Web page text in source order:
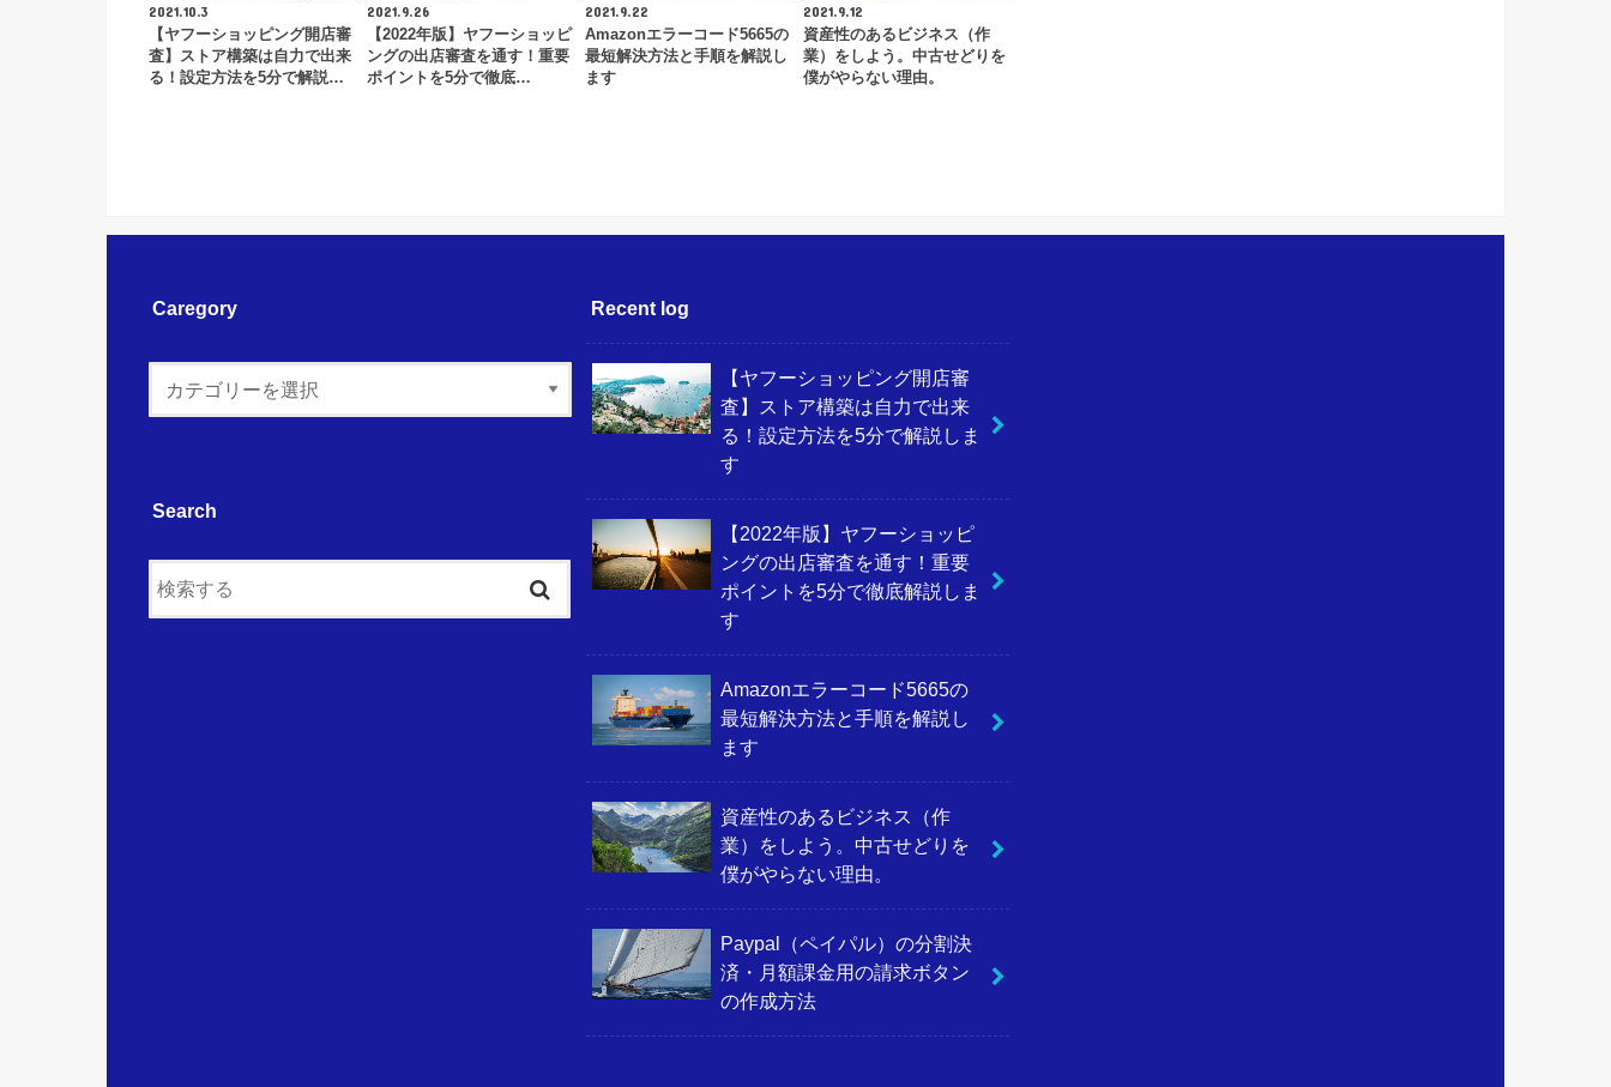
2021.10.3
【ヤフーショッピング開店審
査】ストア構築は自力で出来
る！設定方法を5分で解説…
2021.9.26
【2022年版】ヤフーショッピ
ングの出店審査を通す！重要
ポイントを5分で徹底…
2021.9.22
Amazonエラーコード5665の
最短解決方法と手順を解説し
ます
2021.9.12
資産性のあるビジネス（作
業）をしよう。中古せどりを
僕がやらない理由。
Caregory
Search
Recent log
【ヤフーショッピング開店審
査】ストア構築は自力で出来
る！設定方法を5分で解説しま
す
【2022年版】ヤフーショッピ
ングの出店審査を通す！重要
ポイントを5分で徹底解説しま
す
Amazonエラーコード5665の
最短解決方法と手順を解説し
ます
資産性のあるビジネス（作
業）をしよう。中古せどりを
僕がやらない理由。
Paypal（ペイパル）の分割決
済・月額課金用の請求ボタン
の作成方法